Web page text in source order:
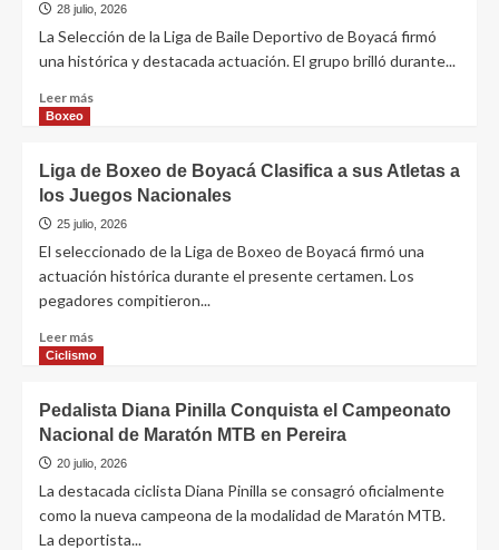
28 julio, 2026
La Selección de la Liga de Baile Deportivo de Boyacá firmó
una histórica y destacada actuación. El grupo brilló durante...
Leer más
Boxeo
Liga de Boxeo de Boyacá Clasifica a sus Atletas a
los Juegos Nacionales
25 julio, 2026
El seleccionado de la Liga de Boxeo de Boyacá firmó una
actuación histórica durante el presente certamen. Los
pegadores compitieron...
Leer más
Ciclismo
Pedalista Diana Pinilla Conquista el Campeonato
Nacional de Maratón MTB en Pereira
20 julio, 2026
La destacada ciclista Diana Pinilla se consagró oficialmente
como la nueva campeona de la modalidad de Maratón MTB.
La deportista...